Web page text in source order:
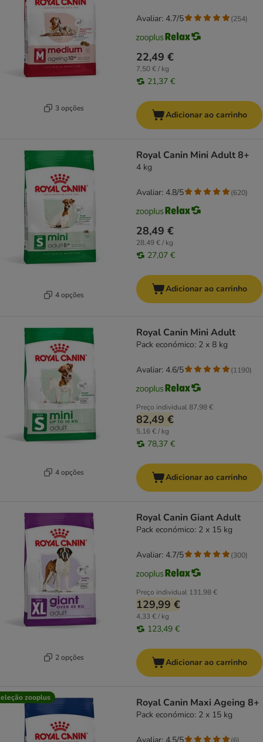
3 opções
22,49 €
7,50 € / kg
21,37 €
Avaliar: 4.7/5 (254)
Adicionar ao carrinho
4 opções
Royal Canin Mini Adult 8+
4 kg
28,49 €
28,49 € / kg
27,07 €
Avaliar: 4.8/5 (620)
Adicionar ao carrinho
4 opções
Royal Canin Mini Adult
Pack económico: 2 x 8 kg
Preço individual87,98 €
82,49 €
5,16 € / kg
78,37 €
Avaliar: 4.6/5 (1190)
Adicionar ao carrinho
2 opções
Royal Canin Giant Adult
Pack económico: 2 x 15 kg
Preço individual 131,98 €
129,99 €
4,33 € / kg
123,49 €
Avaliar: 4.7/5 (300)
Adicionar ao carrinho
zooplus Royal Canin Maxi Ageing 8+
Pack económico: 2 x 15 kg
(6)